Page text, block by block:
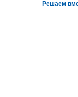
Решаем